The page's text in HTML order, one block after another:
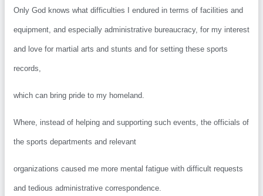
Only God knows what difficulties I endured in terms of facilities
equipment, and especially administrative bureaucracy, for my
and love for martial arts and stunts and for setting these sports
records,
which can bring pride to my homeland.
Where, instead of helping and supporting such events, the
the sports departments and relevant
organizations caused me more mental fatigue with difficult
and tedious administrative correspondence.